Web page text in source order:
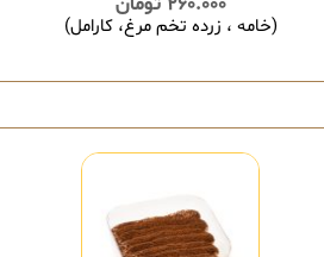
(خامه ، زرده تخم مرغ، کارامل)